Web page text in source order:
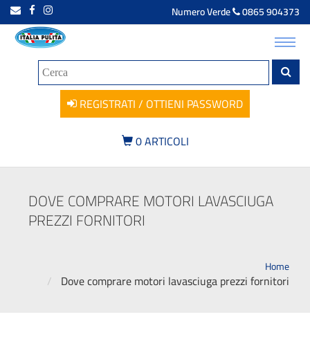
Numero Verde 0865 904373
REGISTRATI / OTTIENI PASSWORD
0ARTICOLI
DOVE COMPRARE MOTORI LAVASCIUGA
PREZZI FORNITORI
Home
Dove comprare motori lavasciuga prezzi fornitori